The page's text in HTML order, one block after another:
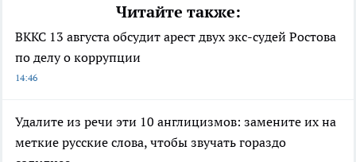
Читайте также:
ВККС 13 августа обсудит арест двух экс-судей Ростова
по делу о коррупции
14:46
Удалите из речи эти 10 англицизмов: замените их на
меткие русские слова, чтобы звучать гораздо